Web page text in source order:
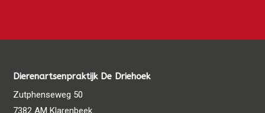
Dierenartsenpraktijk De Driehoek
Zutphenseweg 50
7382 AM Klarenbeek